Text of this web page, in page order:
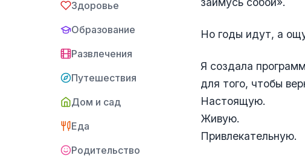
Здоровье
Образование
Развлечения
Путешествия
Дом и сад
Еда
Родительство
Но годы идут, а
Я создала
для того, чтобы
Настоящую.
Живую.
Привлекательную.